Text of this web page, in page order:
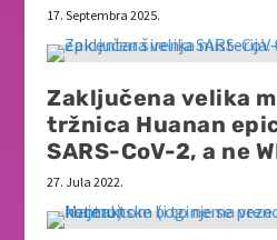
17. Septembra 2025.
Zaključena velika
tržnica Huanan
SARS-CoV-2, a ne
27. Jula 2022.